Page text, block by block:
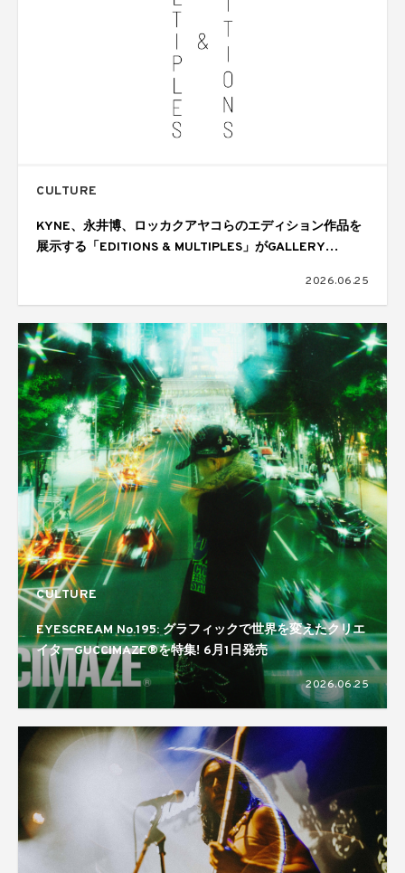
CULTURE
KYNE、永井博、ロッカクアヤコらのエディション作品を
展示する「EDITIONS & MULTIPLES」がGALLERY
2026.06.25
CULTURE
EYESCREAM No.195: グラフィックで世界を変えたクリエ
イターGUCCIMAZE®を特集! 6月1日発売
2026.06.25